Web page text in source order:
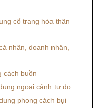
cổ trang hóa thân
nhân, doanh nhân,
cách buồn
ngoại cảnh tự do
phong cách bụi